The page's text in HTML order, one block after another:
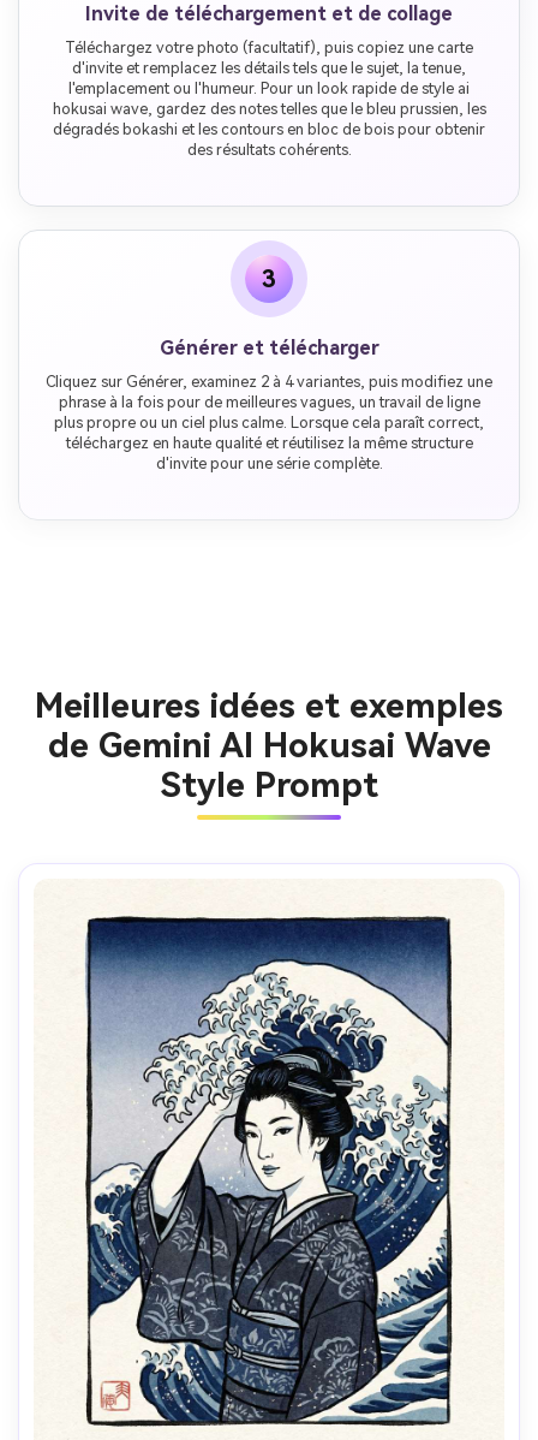
Invite de téléchargement et de collage
Téléchargez votre photo (facultatif), puis copiez une carte
d'invite et remplacez les détails tels que le sujet, la tenue,
l'emplacement ou l'humeur. Pour un look rapide de style ai
hokusai wave, gardez des notes telles que le bleu prussien, les
dégradés bokashi et les contours en bloc de bois pour obtenir
des résultats cohérents.
3
Générer et télécharger
Cliquez sur Générer, examinez 2 à 4 variantes, puis modifiez une
phrase à la fois pour de meilleures vagues, un travail de ligne
plus propre ou un ciel plus calme. Lorsque cela paraît correct,
téléchargez en haute qualité et réutilisez la même structure
d'invite pour une série complète.
Meilleures idées et exemples
de Gemini AI Hokusai Wave
Style Prompt